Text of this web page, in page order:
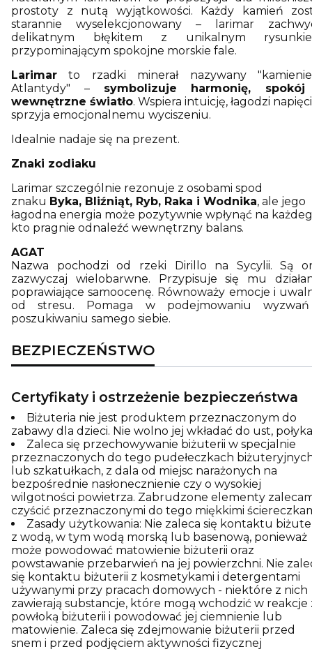
prostoty z nutą wyjątkowości. Każdy kamień
starannie wyselekcjonowany – larimar
delikatnym błękitem z unikalnym
przypominającym spokojne morskie fale.
Larimar to rzadki minerał nazywany
Atlantydy" – symbolizuje harmonię,
wewnętrzne światło. Wspiera intuicję, łagodzi
sprzyja emocjonalnemu wyciszeniu.
Idealnie nadaje się na prezent.
Znaki zodiaku
Larimar szczególnie rezonuje z osobami spod
znaku Byka, Bliźniąt, Ryb, Raka i Wodnika, ale jego
łagodna energia może pozytywnie wpłynąć na
kto pragnie odnaleźć wewnętrzny balans.
AGAT
Nazwa pochodzi od rzeki Dirillo na Sycylii. Są
zazwyczaj wielobarwne. Przypisuje się mu
poprawiające samoocenę. Równoważy emocje i
od stresu. Pomaga w podejmowaniu
poszukiwaniu samego siebie.
BEZPIECZEŃSTWO
Certyfikaty i ostrzeżenie bezpieczeństwa
Biżuteria nie jest produktem przeznaczonym do
zabawy dla dzieci. Nie wolno jej wkładać do ust,
Zaleca się przechowywanie biżuterii w specjalnie
przeznaczonych do tego pudełeczkach
lub szkatułkach, z dala od miejsc narażonych na
bezpośrednie nasłonecznienie czy o wysokiej
wilgotności powietrza. Zabrudzone elementy
czyścić przeznaczonymi do tego miękkimi
Zasady użytkowania: Nie zaleca się kontaktu
z wodą, w tym wodą morską lub basenową, ponieważ
może powodować matowienie biżuterii oraz
powstawanie przebarwień na jej powierzchni. Nie
się kontaktu biżuterii z kosmetykami i detergentami
używanymi przy pracach domowych - niektóre z nich
zawierają substancje, które mogą wchodzić w reakcje
powłoką biżuterii i powodować jej ciemnienie lub
matowienie. Zaleca się zdejmowanie biżuterii przed
snem i przed podjęciem aktywności fizycznej